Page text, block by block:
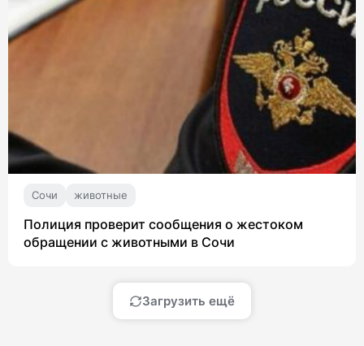
Сочи животные
Полиция проверит сообщения о жестоком
обращении с животными в Сочи
Загрузить ещё